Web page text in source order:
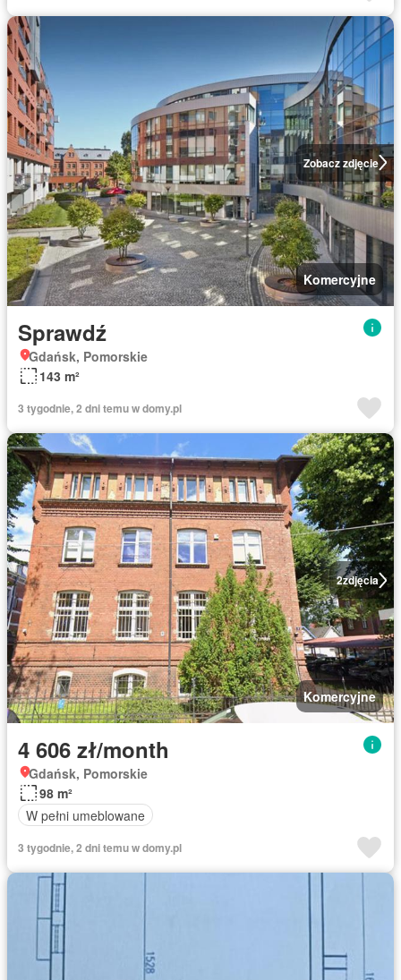
Zobacz zdjęcie
Komercyjne
Sprawdź
Gdańsk, Pomorskie
143 m²
3 tygodnie, 2 dni temu w domy.pl
2zdjęcia
Komercyjne
4 606 zł/month
Gdańsk, Pomorskie
98 m²
W pełni umeblowane
3 tygodnie, 2 dni temu w domy.pl